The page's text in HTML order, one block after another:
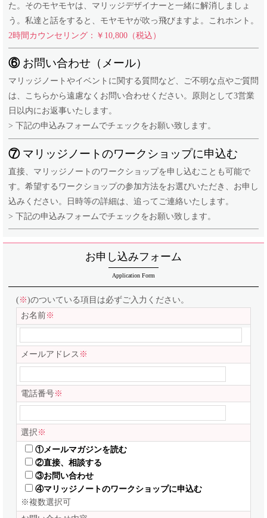
た。そのモヤモヤは、マリッジデザイナーと一緒に解消しましょ
う。私達と話をすると、モヤモヤが吹っ飛びますよ。これホント。
2時間カウンセリング：￥10,800（税込）
⑥お問い合わせ（メール）
マリッジノートやイベントに関する質問など、ご不明な点やご質問
は、こちらから遠慮なくお問い合わせください。原則として3営業
日以内にお返事いたします。
> 下記の申込みフォームでチェックをお願い致します。
⑦マリッジノートのワークショップに申込む
直接、マリッジノートのワークショップを申し込むことも可能で
す。希望するワークショップの参加方法をお選びいただき、お申し
込みください。日時等の詳細は、追ってご連絡いたします。
> 下記の申込みフォームでチェックをお願い致します。
お申し込みフォーム
Application Form
( ※)のついている項目は必ずご入力ください。
お名前※
メールアドレス ※
電話番号※
選択 ※
①メールマガジンを読む
②直接、相談する
③お問い合わせ
④マリッジノートのワークショップに申込む
※複数選択可